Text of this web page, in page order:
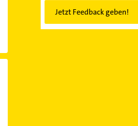
Jetzt Feedback geben!